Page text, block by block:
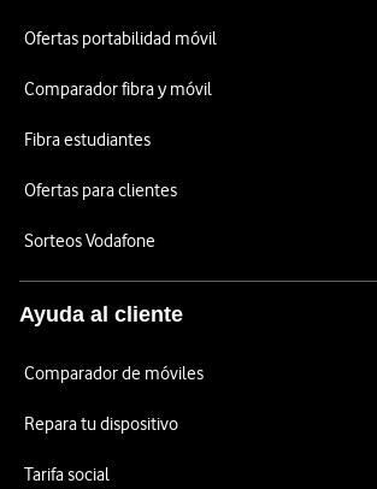
Ofertas portabilidad móvil
Comparador fibra y móvil
Fibra estudiantes
Ofertas para clientes
Sorteos Vodafone
Ayuda al cliente
Comparador de móviles
Repara tu dispositivo
Tarifa social